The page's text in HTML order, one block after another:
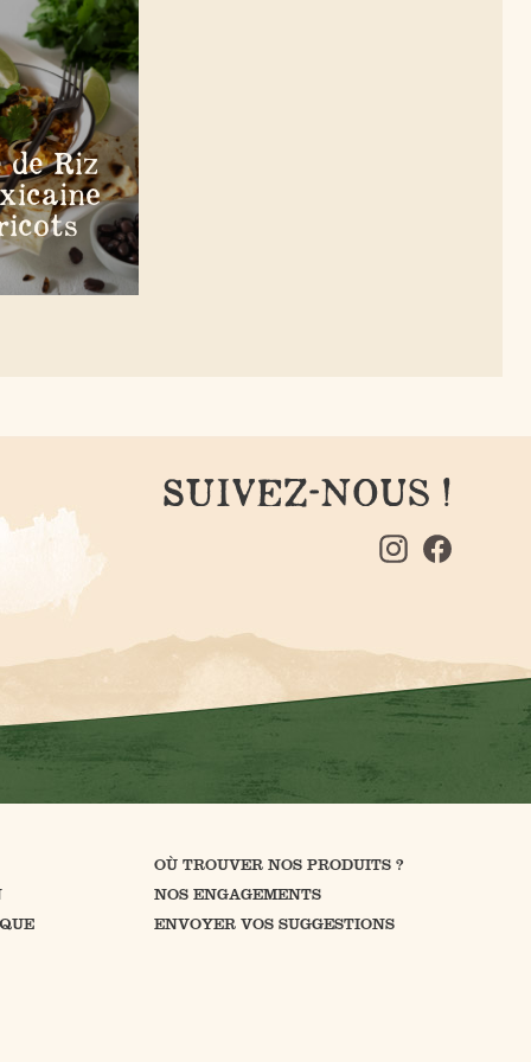
de Riz
SUIVEZ-NOUS !
OÙ TROUVER NOS PRODUITS ?
NOS ENGAGEMENTS
ENVOYER VOS SUGGESTIONS